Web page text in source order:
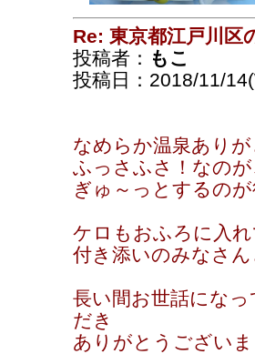
Re: 東京都江戸川区
投稿者： もこ
投稿日：2018/11/
なめらか温泉あり
ふっさふさ！なの
ぎゅ～っとするの
ケロもおふろに入
付き添いのみなさ
長い間お世話にな
だき
ありがとうござい